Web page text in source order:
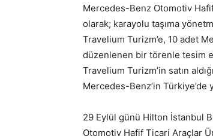
Mercedes-Benz Otomotiv
olarak; karayolu taşıma
Travelium Turizm’e, 10 adet
düzenlenen bir törenle tesim
Travelium Turizm’in satın
Mercedes-Benz’in Türkiye’de
29 Eylül günü Hilton İstanbul
Otomotiv Hafif Ticari Araçlar